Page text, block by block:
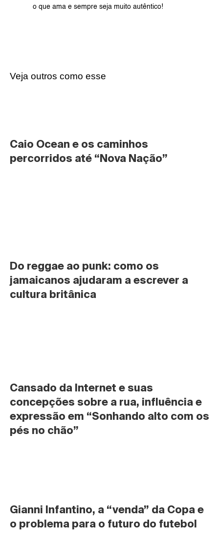
o que ama e sempre seja muito autêntico!
Veja outros como esse
Caio Ocean e os caminhos
percorridos até “Nova Nação”
Do reggae ao punk: como os
jamaicanos ajudaram a escrever a
cultura britânica
Cansado da Internet e suas
concepções sobre a rua, influência e
expressão em “Sonhando alto com os
pés no chão”
Gianni Infantino, a “venda” da Copa e
o problema para o futuro do futebol